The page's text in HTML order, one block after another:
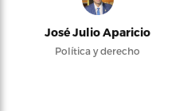
José Julio Aparicio
Política y derecho